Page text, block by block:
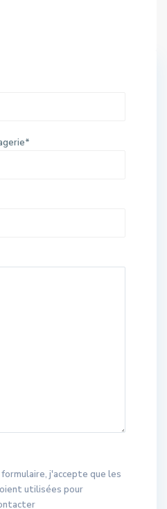
j'accepte que les
utilisées pour